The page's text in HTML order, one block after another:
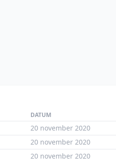
DATUM
20 november 2020
20 november 2020
20 november 2020